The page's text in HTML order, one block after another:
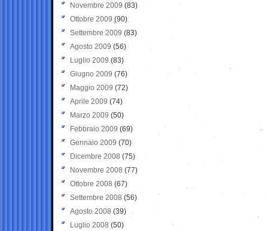
Novembre 2009 (83)
Ottobre 2009 (90)
Settembre 2009 (83)
Agosto 2009 (56)
Luglio 2009 (83)
Giugno 2009 (76)
Maggio 2009 (72)
Aprile 2009 (74)
Marzo 2009 (50)
Febbraio 2009 (69)
Gennaio 2009 (70)
Dicembre 2008 (75)
Novembre 2008 (77)
Ottobre 2008 (67)
Settembre 2008 (56)
Agosto 2008 (39)
Luglio 2008 (50)